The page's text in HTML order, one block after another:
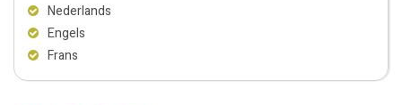
Nederlands
Engels
Frans